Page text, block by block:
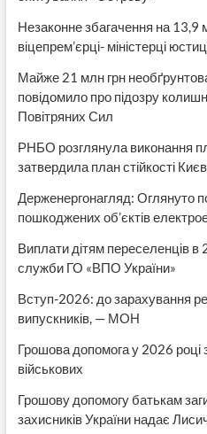
Незаконне збагачення на 13,9
віцепрем’єрці- міністерці
Майже 21 млн грн
повідомило про підозру
Повітряних Сил
РНБО розглянула виконання
затвердила план стійкості
Держенергонагляд: Оглянуто
пошкоджених об’єктів
Виплати дітям переселенців
служби ГО «ВПО України»
Вступ-2026: до зарахування
випускників, — МОН
Грошова допомога у 2026 році
військових
Грошову допомогу батькам
захисників України надає